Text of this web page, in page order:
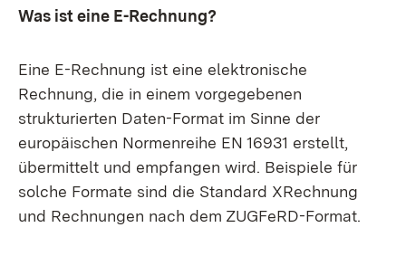
Was ist eine E-Rechnung?
Eine E-Rechnung ist eine elektronische
Rechnung, die in einem vorgegebenen
strukturierten Daten-Format im Sinne der
europäischen Normenreihe EN 16931 erstellt,
übermittelt und empfangen wird. Beispiele für
solche Formate sind die Standard XRechnung
und Rechnungen nach dem ZUGFeRD-Format.